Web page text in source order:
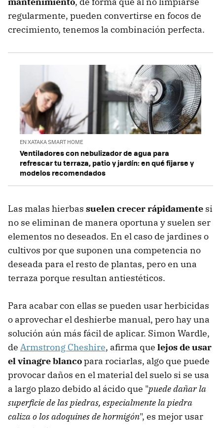
regularmente, pueden convertirse en focos de
crecimiento, tenemos la combinación perfecta.
EN XATAKA SMART HOME
Ventiladores con nebulizador de agua para
refrescar tu terraza, patio y jardín: en qué fijarse y
modelos recomendados
Las malas hierbas suelen crecer rápidamente si
no se eliminan de manera oportuna y suelen ser
elementos no deseados. En el caso de jardines o
cultivos por que suponen una competencia no
deseada para el resto de plantas, pero en una
terraza porque resultan antiestéticos.
Para acabar con ellas se pueden usar herbicidas
o aprovechar el deshierbe manual, pero hay una
solución aún más fácil de aplicar. Simon Wardle,
de Armstrong Cheshire, afirma que lejos de usar
el vinagre blancopara rociarlas, algo que puede
provocar daños en el material del suelo si se usa
a largo plazo debido al ácido que "puede dañar la
superficie de las piedras, especialmente la piedra
caliza o los adoquines de hormigón", es mejor usar